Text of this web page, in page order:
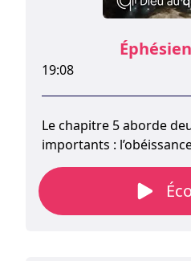
19:08
Le chapitre 5 aborde
importants :
vies et la relation juste
première partie explique
croyants doivent imiter